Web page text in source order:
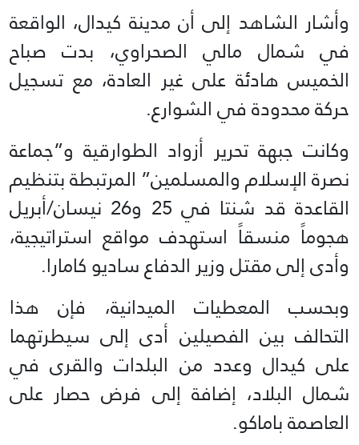
وأشار الشاهد إلى أن مدينة كيدال، الواقعة
في شمال مالي الصحراوي، بدت صباح
الخميس هادئة على غير العادة، مع تسجيل
حركة محدودة في الشوارع.
وكانت جبهة تحرير أزواد الطوارقية و”جماعة
نصرة الإسلام والمسلمين” المرتبطة بتنظيم
القاعدة قد شنتا في 25 و26 نيسان/أبريل
هجوماً منسقاً استهدف مواقع استراتيجية،
وأدى إلى مقتل وزير الدفاع ساديو كامارا.
وبحسب المعطيات الميدانية، فإن هذا
التحالف بين الفصيلين أدى إلى سيطرتهما
على كيدال وعدد من البلدات والقرى في
شمال البلاد، إضافة إلى فرض حصار على
العاصمة باماكو.